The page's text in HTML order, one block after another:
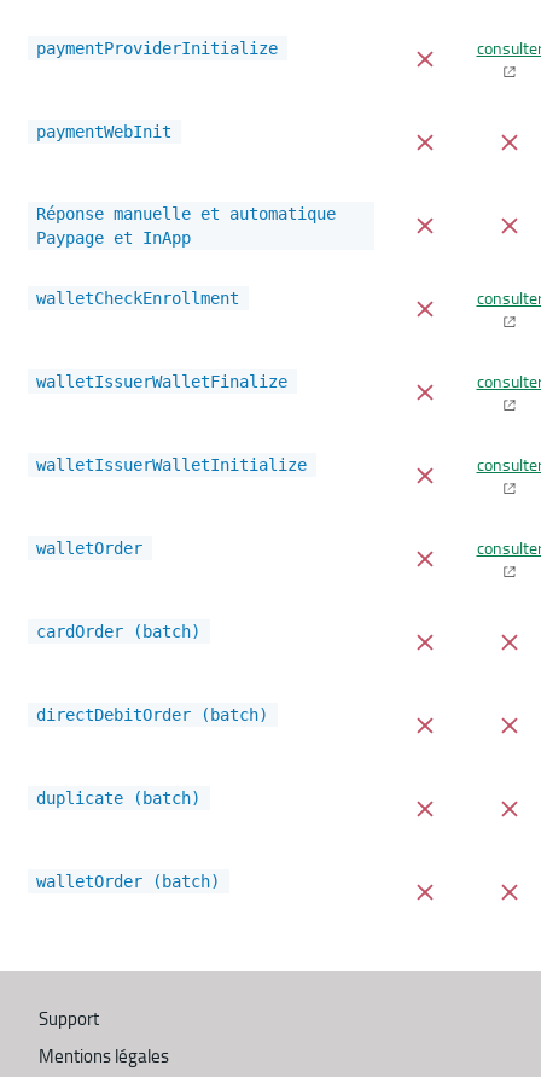
paymentProviderInitialize
paymentWebInit
Réponse manuelle et automatique
Paypage et InApp
walletCheckEnrollment
walletIssuerWalletFinalize
walletIssuerWalletInitialize
walletOrder
cardOrder (batch)
directDebitOrder (batch)
duplicate (batch)
walletOrder (batch)
Support
Mentions légales